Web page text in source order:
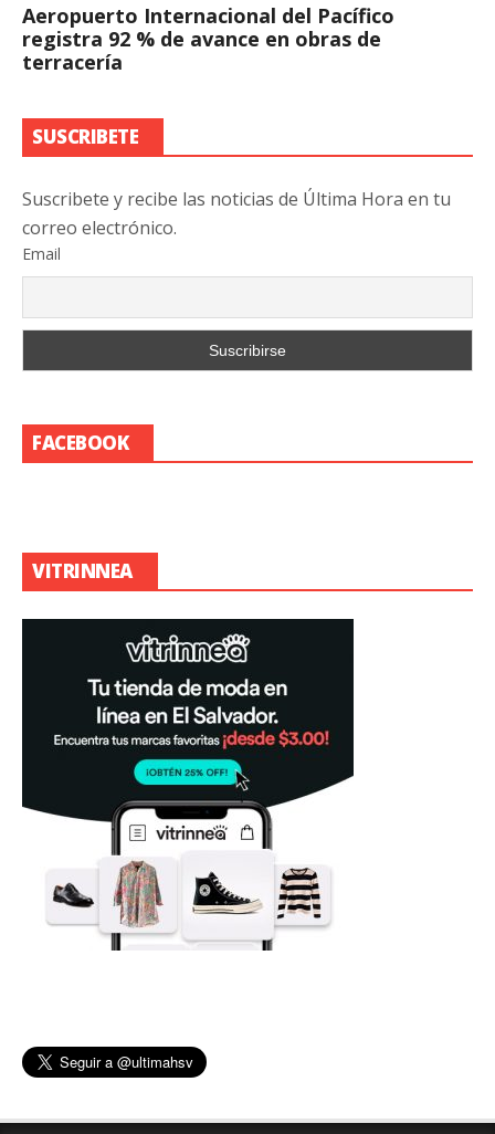
Aeropuerto Internacional del Pacífico
registra 92 % de avance en obras de
terracería
SUSCRIBETE
Suscribete y recibe las noticias de Última Hora en tu
correo electrónico.
Email
FACEBOOK
VITRINNEA